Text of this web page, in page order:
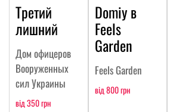
Третий
лишний
Дом офицеров
Вооруженных
сил Украины
від 350 грн
Domiy в
Feels
Garden
Feels Garden
від 800 грн